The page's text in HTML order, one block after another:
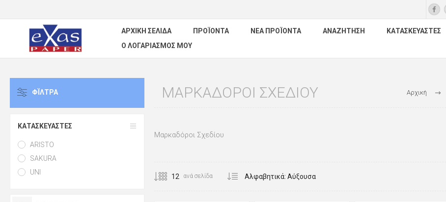
ΑΡΧΙΚΉ ΣΕΛΊΔΑ ΠΡΟΪΌΝΤΑ ΝΈΑ ΠΡΟΪΌΝΤΑ ΑΝΑΖΉΤΗΣΗ ΚΑΤΑΣΚΕΥΑΣΤΈΣ
Ο ΛΟΓΑΡΙΑΣΜΌΣ ΜΟΥ
Αρχική
ΜΑΡΚΑΔΌΡΟΙ ΣΧΕΔΊΟΥ
Μαρκαδόροι Σχεδίου
ανά σελίδα
ΦΪΛΤΡΑ
ΚΑΤΑΣΚΕΥΑΣΤΈΣ
ARISTO
SAKURA
UNI